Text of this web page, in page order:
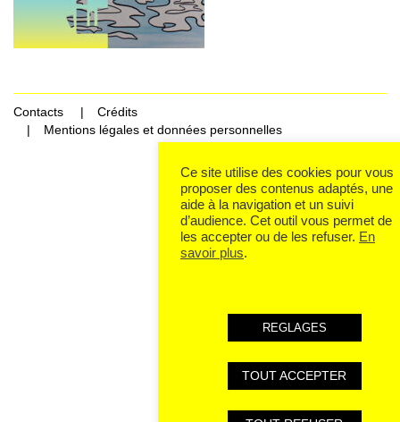
Contacts
Crédits
Mentions légales et données personnelles
Ce site utilise des cookies pour vous
proposer des contenus adaptés, une
aide à la navigation et un suivi
d’audience. Cet outil vous permet de
les accepter ou de les refuser. En
savoir plus.
REGLAGES
TOUT ACCEPTER